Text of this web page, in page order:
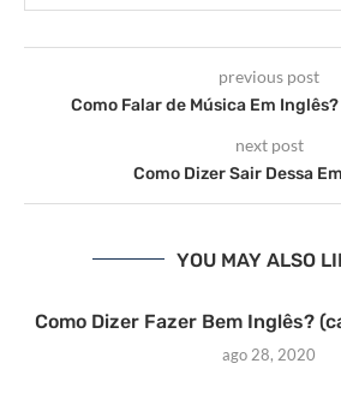
previous post
Como Falar de Música Em
next post
Como Dizer Sair Dessa
YOU MAY ALSO
Como Dizer Fazer Bem Inglês?
ago 28, 2020